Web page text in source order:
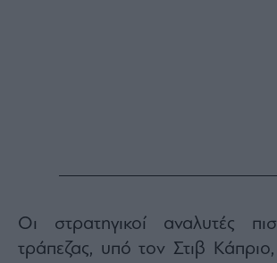
Newsletter
του
Οι στρατηγικοί αναλυτές
τράπεζας, υπό τον Στιβ